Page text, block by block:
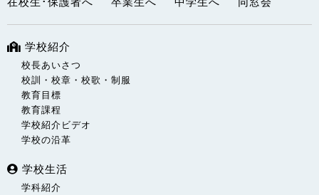
学校紹介
校長あいさつ
校訓・校章・校歌・制服
教育目標
教育課程
学校紹介ビデオ
学校の沿革
学校生活
学科紹介